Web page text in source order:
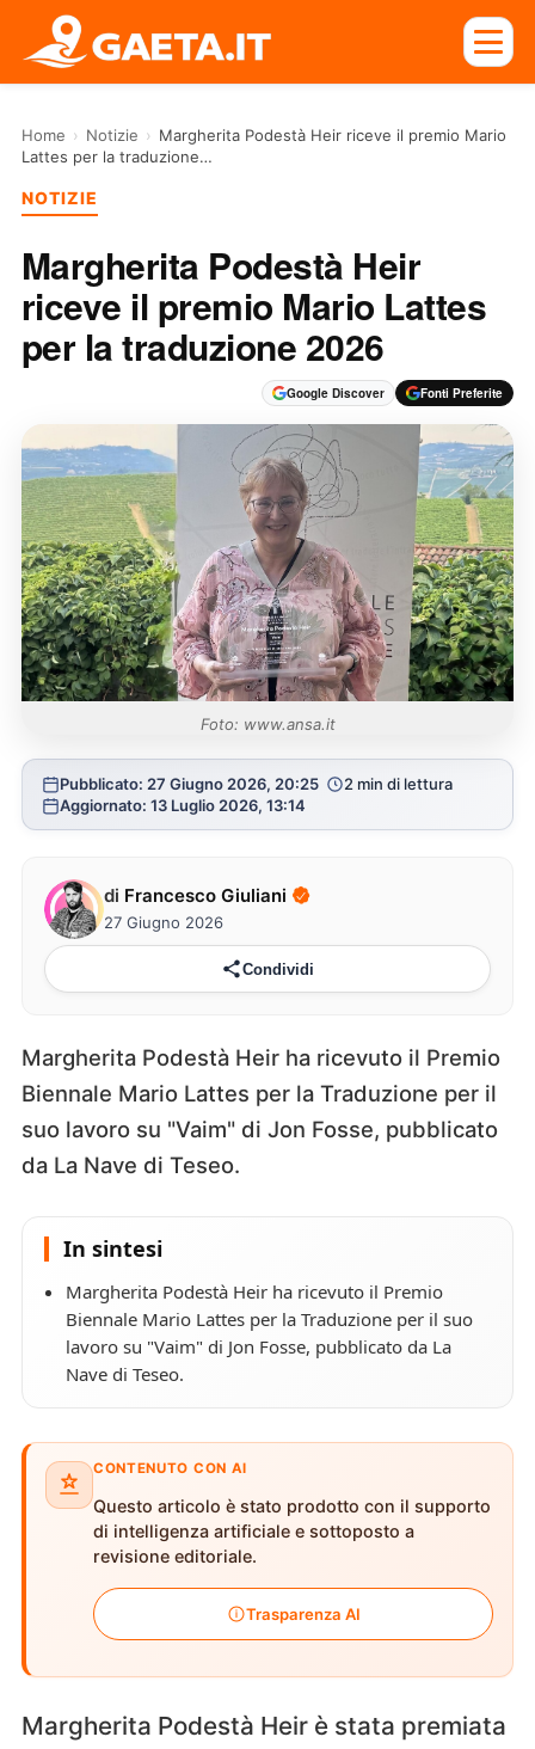
Home › Notizie › Margherita Podestà Heir riceve il premio Mario
Lattes per la traduzione…
NOTIZIE
Margherita Podestà Heir
riceve il premio Mario Lattes
per la traduzione 2026
Google Discover Fonti Preferite
Foto: www.ansa.it
Pubblicato: 27 Giugno 2026, 20:25
2 min di lettura
Aggiornato: 13 Luglio 2026, 13:14
di Francesco Giuliani
27 Giugno 2026
Condividi
Margherita Podestà Heir ha ricevuto il Premio
Biennale Mario Lattes per la Traduzione per il
suo lavoro su "Vaim" di Jon Fosse, pubblicato
da La Nave di Teseo.
In sintesi
Margherita Podestà Heir ha ricevuto il Premio
Biennale Mario Lattes per la Traduzione per il suo
lavoro su "Vaim" di Jon Fosse, pubblicato da La
Nave di Teseo.
CONTENUTO CON AI
Questo articolo è stato prodotto con il supporto
di intelligenza artificiale e sottoposto a
revisione editoriale.
Trasparenza AI
Margherita Podestà Heir è stata premiata